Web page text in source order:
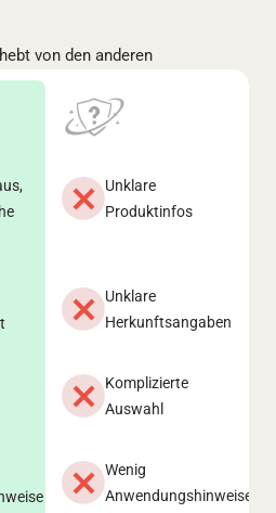
von den anderen
Unklare
Produktinfos
Unklare
Herkunftsangaben
Komplizierte
Auswahl
Wenig
Anwendungshinweise